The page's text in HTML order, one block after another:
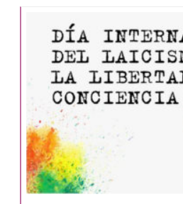
religiosa
en
los
centros
públicos